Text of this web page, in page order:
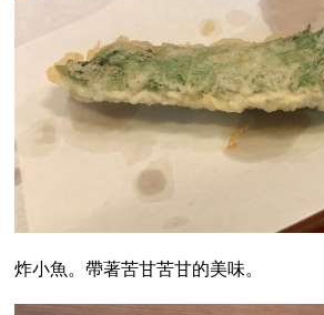
炸小魚。帶著苦甘苦甘的美味。